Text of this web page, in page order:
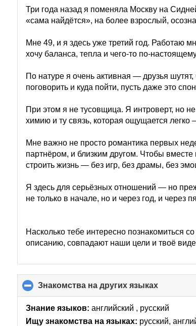
Три года назад я поменяла Москву на
«сама найдётся», на более взрослый,
Мне 49, и я здесь уже третий год. Работаю
хочу баланса, тепла и чего-то по-
По натуре я очень активная — друзья
поговорить и куда пойти, пусть даже это
При этом я не тусовщица. Я интроверт, но
химию и ту связь, которая ощущается
Мне важно не просто романтика первых
партнёром, и близким другом. Чтобы вместе
строить жизнь — без игр, без драмы, без
Я здесь для серьёзных отношений — но
не только в начале, но и через год, и через
Насколько тебе интересно познакомиться
описанию, совпадают наши цели и твоё
Знакомства на других языках
to
collapse
contents
Знание языков: английский , русский
Ищу знакомства на языках: русский,